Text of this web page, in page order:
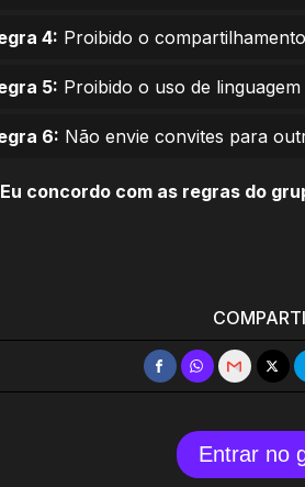
4: Proibido o
5: Proibido o uso de
6: Não envie convites para
Eu concordo com as regras do
Entrar no